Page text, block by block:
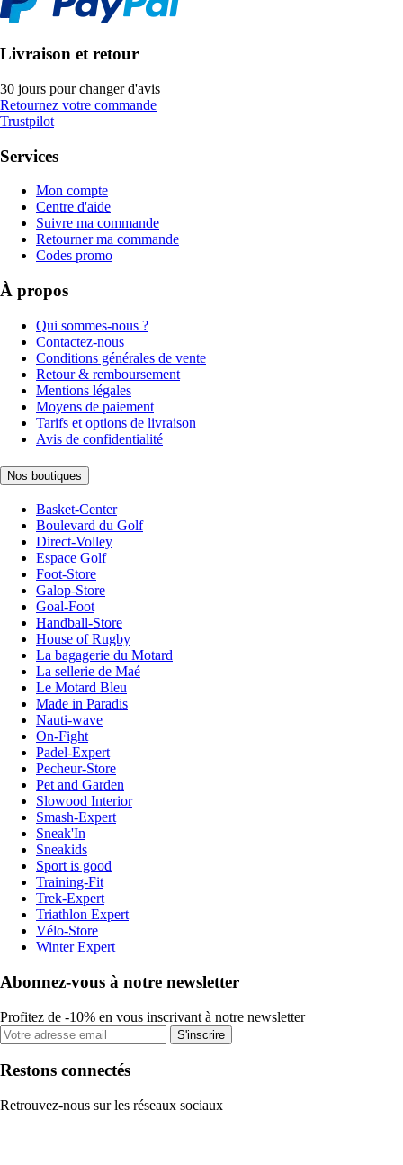
Livraison et retour
30 jours pour changer d'avis
Retournez votre commande
Trustpilot
Services
Mon compte
Centre d'aide
Suivre ma commande
Retourner ma commande
Codes promo
À propos
Qui sommes-nous ?
Contactez-nous
Conditions générales de vente
Retour & remboursement
Mentions légales
Moyens de paiement
Tarifs et options de livraison
Avis de confidentialité
Nos boutiques
Basket-Center
Boulevard du Golf
Direct-Volley
Espace Golf
Foot-Store
Galop-Store
Goal-Foot
Handball-Store
House of Rugby
La bagagerie du Motard
La sellerie de Maé
Le Motard Bleu
Made in Paradis
Nauti-wave
On-Fight
Padel-Expert
Pecheur-Store
Pet and Garden
Slowood Interior
Smash-Expert
Sneak'In
Sneakids
Sport is good
Training-Fit
Trek-Expert
Triathlon Expert
Vélo-Store
Winter Expert
Abonnez-vous à notre newsletter
Profitez de -10% en vous inscrivant à notre newsletter
S'inscrire
Restons connectés
Retrouvez-nous sur les réseaux sociaux